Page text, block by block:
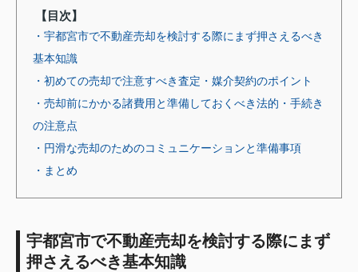
【目次】
・宇都宮市で不動産売却を検討する際にまず押さえるべき
基本知識
・初めての売却で注意すべき査定・媒介契約のポイント
・売却前にかかる諸費用と準備しておくべき法的・手続き
の注意点
・円滑な売却のためのコミュニケーションと準備事項
・まとめ
宇都宮市で不動産売却を検討する際にまず
押さえるべき基本知識